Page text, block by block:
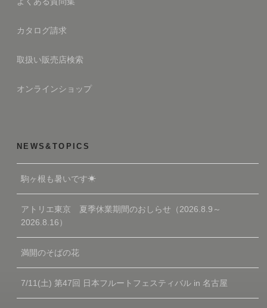
カタログ請求
取扱い販売店検索
オンラインショップ
NEWS&TOPICS
駒ヶ根も暑いです☀
アトリエ東京 夏季休業期間のおしらせ（2026.8.9～
2026.8.16）
満開のそばの花
7/11(土) 第47回 日本フルートフェスティバル in 名古屋